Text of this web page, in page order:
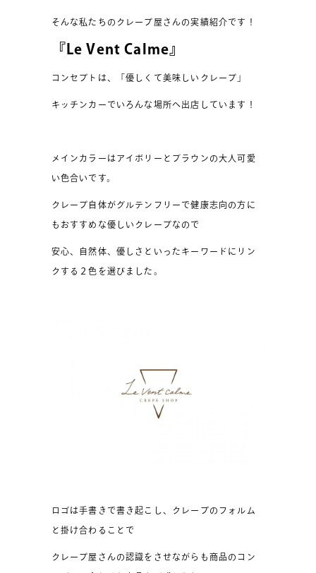
そんな私たちのクレープ屋さんの実績紹介です！
『Le Vent Calme』
コンセプトは、「優しくて美味しいクレープ」
キッチンカーでいろんな場所へ出店しています！
メインカラーはアイボリーとブラウンの大人可愛
い色合いです。
クレープ自体がグルテンフリーで健康志向の方に
もおすすめな優しいクレープなので
安心、自然体、優しさといったキーワードにリン
クする２色を選びました。
ロゴは手書きで書き起こし、クレープのフォルム
と掛け合わることで
クレープ屋さんの認識をさせながらも商品のコン